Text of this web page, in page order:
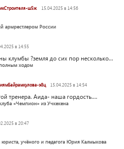
ш5ж 15.04.2025 в 14:56
армрестлером России
в 14:55
клумбы ?земля до сих пор несколько...
полным ходом
э8ц 15.04.2025 в 14:54
тренера. Аида- наша гордость....
«Чемпион» из Учкекена
в 20:47
учёного и педагога Юрия Калмыкова